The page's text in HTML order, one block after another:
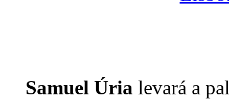
Samuel Úria levará a